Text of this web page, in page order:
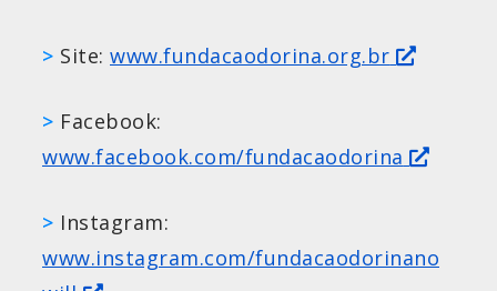
> Site: www.fundacaodorina.org.br
> Facebook:
www.facebook.com/fundacaodorina
> Instagram:
www.instagram.com/fundacaodorinano